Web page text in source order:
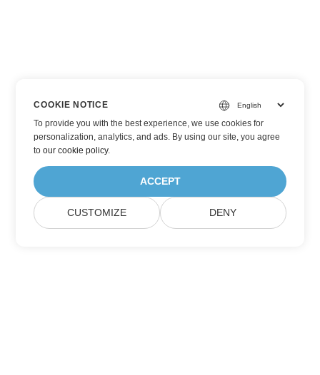
COOKIE NOTICE
To provide you with the best experience, we use cookies for
personalization, analytics, and ads. By using our site, you agree
toour cookie policy.
ACCEPT
CUSTOMIZE DENY